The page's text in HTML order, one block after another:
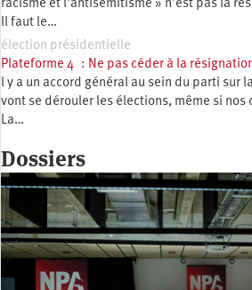
racisme et l’antisémitisme » n’est pas la
Il faut le…
élection présidentielle
Plateforme 4 : Ne pas céder à la
l y a un accord général au sein du parti sur
vont se dérouler les élections, même si nos
La…
Dossiers